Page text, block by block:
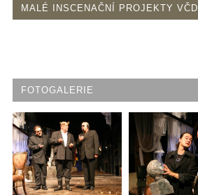
MALÉ INSCENAČNÍ PROJEKTY VČD
FOTOGALERIE